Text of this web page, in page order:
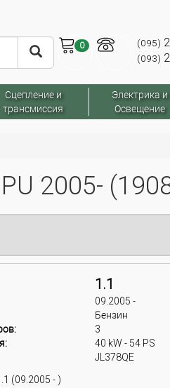
0 (095)
(093)
Сцепление и
трансмиссия
Электрика и
Освещение
2005-
1.1
09.2005 -
Бензин
3
40 kW - 54 PS
JL378QE
(09.2005 - )